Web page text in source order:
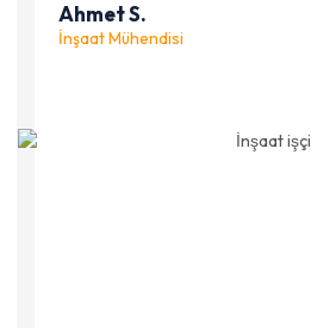
Ahmet S.
İnşaat Mühendisi